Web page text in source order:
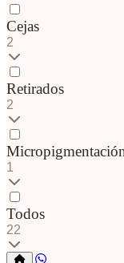
Cejas
2
Retirados
2
1
Todos
22